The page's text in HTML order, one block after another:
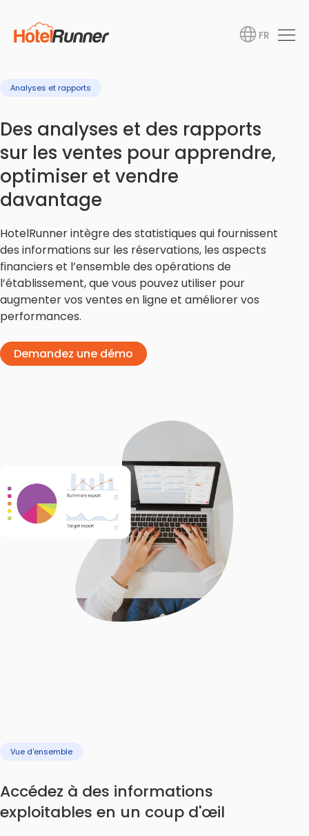
FR
Analyses et rapports
Des analyses et des rapports
sur les ventes pour apprendre,
optimiser et vendre
davantage
HotelRunner intègre des statistiques qui fournissent
des informations sur les réservations, les aspects
financiers et l’ensemble des opérations de
l’établissement, que vous pouvez utiliser pour
augmenter vos ventes en ligne et améliorer vos
performances.
Demandez une démo
Vue d'ensemble
Accédez à des informations
exploitables en un coup d'œil